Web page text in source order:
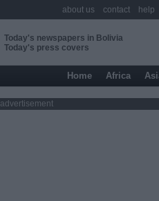
Today's newspapers in Bolivia
Today's press covers
Home Africa
advertisement
about us contact help